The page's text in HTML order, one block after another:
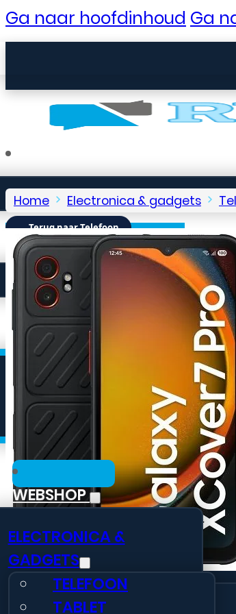
Ga naar hoofdinhoud Ga
Seniorentelefoons
WEBSHOP
ELECTRONICA &
GADGETS
TELEFOON
TABLET
Zakelijke Telecom
📱 Communicatie →
Mobiel
Home Electronica & gadgets
← Terug naar Telefoon